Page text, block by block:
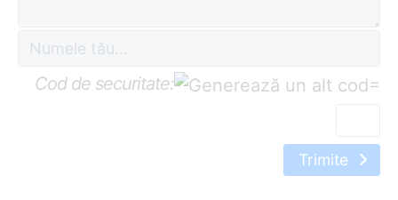
Cod de securitate: =
Trimite